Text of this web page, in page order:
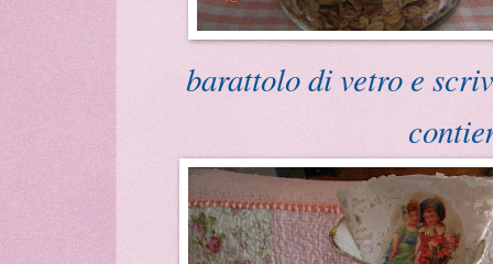
barattolo di vetro e